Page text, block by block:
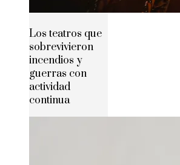
Los teatros que
sobrevivieron
incendios y
guerras con
actividad
continua